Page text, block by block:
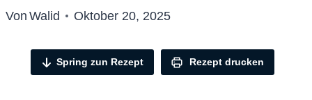
Von Walid Oktober 20, 2025
Spring zun Rezept Rezept drucken